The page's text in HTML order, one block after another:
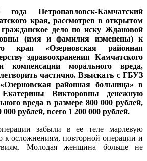
Петропавловск-Камчатский
края, рассмотрев в открытом
гражданское дело по иску Ждановой
(имя и фамилия изменены) к
края «Озерновская районная
здравоохранения Камчатского
компенсации морального вреда,
частично. Взыскать с ГБУЗ
районная больница» в
Викторовны денежную
вреда в размере 800 000 рублей,
рублей, всего 1 200 000 рублей.
забыли в ее теле марлевую
к осложнениям, повторной операции и
Молодая женщина больше не